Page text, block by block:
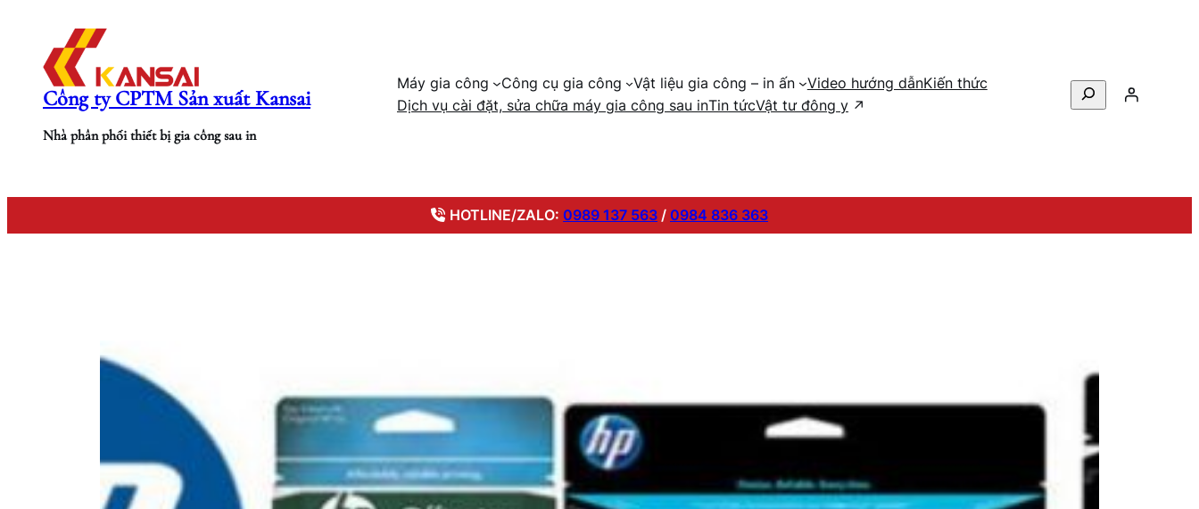
Công ty CPTM Sản xuất Kansai
Nhà phân phối thiết bị gia công sau in
Máy gia công Công cụ gia công Vật liệu gia công – in ấn Video hướng dẫnKiến thức
Dịch vụ cài đặt, sửa chữa máy gia công sau inTin tứcVật tư đông y
Search
HOTLINE/ZALO: 0989 137 563 / 0984 836 363